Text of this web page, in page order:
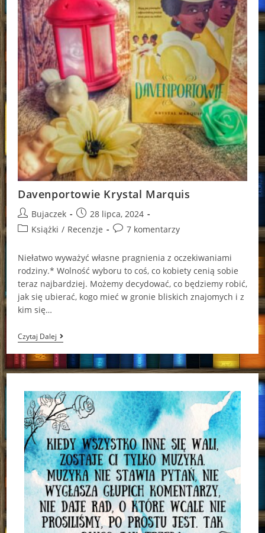
Davenportowie Krystal Marquis
Post
author:
Bujaczek
Post
published:
28 lipca, 2024
PostKsiążki / Recenzje
Post7 komentarzy
Niełatwo wyważyć własne pragnienia z oczekiwaniami
rodziny.* Wolność wyboru to coś, co kobiety cenią sobie
teraz najbardziej. Możemy decydować, co będziemy robić,
jak się ubierać, kogo mieć w gronie bliskich znajomych i z
kim się…
Czytaj DalejDavenportowie
Krystal
Marquis